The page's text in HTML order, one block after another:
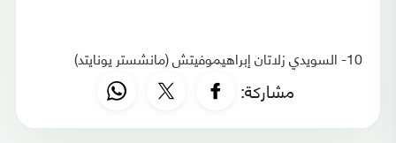
10- السويدي زلاتان إبراهيموفيتش (مانشستر يونايتد)
مشاركة: